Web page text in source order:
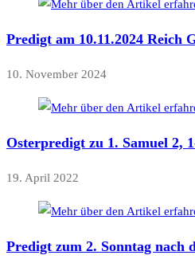
Predigt am 10.11.2024 Reich
10. November 2024
Osterpredigt zu 1. Samuel 2,
19. April 2022
Predigt zum 2. Sonntag nach